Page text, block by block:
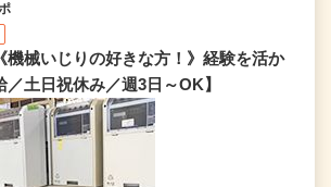
機械いじりの好きな方！》経験を活か
土日祝休み／週3日～OK】